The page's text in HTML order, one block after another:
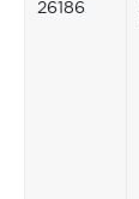
26186